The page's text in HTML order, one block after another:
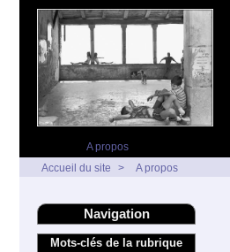
A propos
Accueil du site > A propos
Navigation
Mots-clés de la rubrique